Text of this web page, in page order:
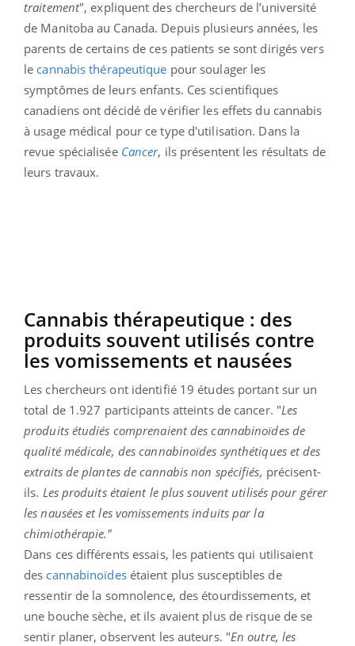
traitement", expliquent des chercheurs de l’université
de Manitoba au Canada. Depuis plusieurs années, les
parents de certains de ces patients se sont dirigés vers
le cannabis thérapeutique pour soulager les
symptômes de leurs enfants. Ces scientifiques
canadiens ont décidé de vérifier les effets du cannabis
à usage médical pour ce type d'utilisation. Dans la
revue spécialisée Cancer, ils présentent les résultats de
leurs travaux.
Cannabis thérapeutique : des
produits souvent utilisés contre
les vomissements et nausées
Les chercheurs ont identifié 19 études portant sur un
total de 1.927 participants atteints de cancer. "Les
produits étudiés comprenaient des cannabinoïdes de
qualité médicale, des cannabinoïdes synthétiques et des
extraits de plantes de cannabis non spécifiés, précisent-
ils. Les produits étaient le plus souvent utilisés pour gérer
les nausées et les vomissements induits par la
chimiothérapie."
Dans ces différents essais, les patients qui utilisaient
des cannabinoïdesétaient plus susceptibles de
ressentir de la somnolence, des étourdissements, et
une bouche sèche, et ils avaient plus de risque de se
sentir planer, observent les auteurs. "En outre, les